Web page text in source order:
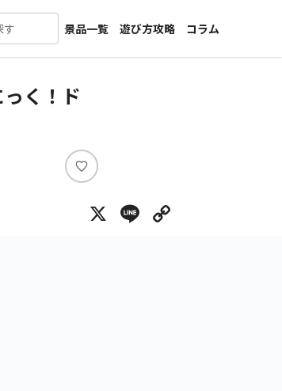
す
景品一覧
新着景品
カテゴリ一覧
遊び方攻略
コラム
インタビュー
く！ド
い
ね
X Line